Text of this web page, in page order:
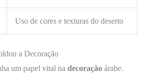
Uso de cores e texturas do deserto
a Decoração
um papel vital na decoraçãoárabe.